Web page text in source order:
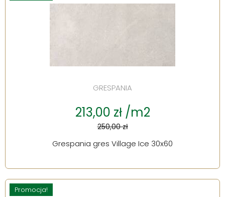
GRESPANIA
213,00 zł /m2
250,00 zł
Grespania gres Village Ice 30x60
Promocja!